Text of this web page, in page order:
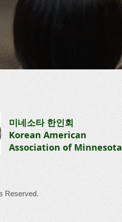
미네소타 한인회
Korean American
Association of Minnesota
Reserved.